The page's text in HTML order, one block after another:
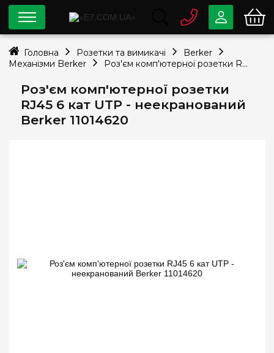
Роз'єм комп'ютерної розетки
RJ45 6 кат UTP - неекранований
Berker 11014620
0 80033-63-07
info@e7.com.ua
044334-79-78
Viber Telegram
Головна Розетки та вимикачі
Berker
Механізми Berker
Роз'єм комп'ютерної розетки RJ45 6 кат UTP - неекранований Berker 11014620